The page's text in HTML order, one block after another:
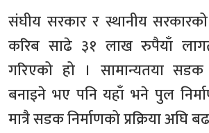
संघीय सरकार र स्थानीय
करिब साढे ३१ लाख रुपैयाँ
गरिएको हो । सामान्यतया सडक
बनाइने भए पनि यहाँ भने पुल
मात्रै सडक निर्माणको प्रक्रिया अघि